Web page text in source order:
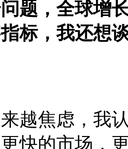
题，全球增
标，我还想
越焦虑，我
快的市场，